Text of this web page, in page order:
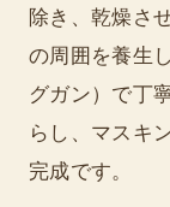
除き、乾燥さ
の周囲を養生
グガン）で丁
らし、マスキ
完成です。